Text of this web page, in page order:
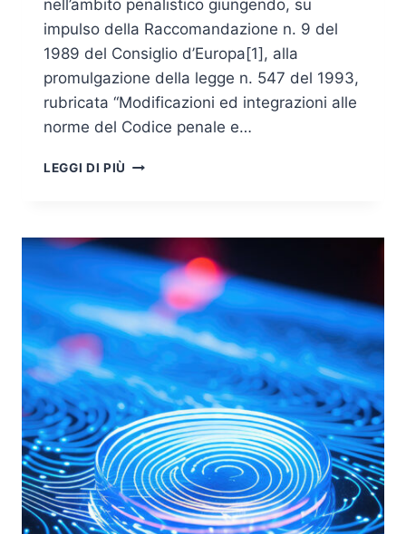
nell’ambito penalistico giungendo, su
impulso della Raccomandazione n. 9 del
1989 del Consiglio d’Europa[1], alla
promulgazione della legge n. 547 del 1993,
rubricata “Modificazioni ed integrazioni alle
norme del Codice penale e…
LEGGI DI PIÙ DISCIPLINA
DELLA
LEGGE
DEL
2008:
BEST
PRACTICES
E
STANDARD
INTERNAZIONALI